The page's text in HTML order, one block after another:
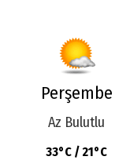
Arşivi
Günün
Haberleri
Perşembe
Az Bulutlu
33°C / 21°C